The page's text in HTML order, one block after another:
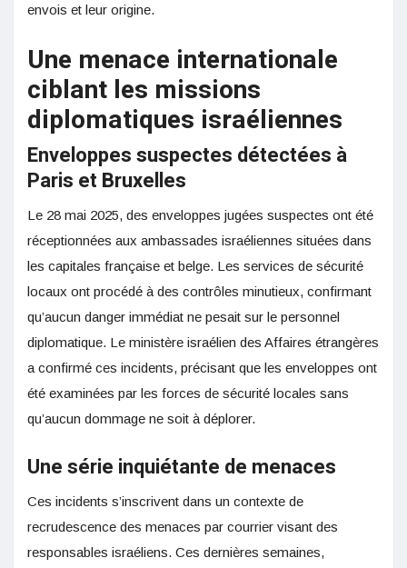
envois et leur origine.
Une menace internationale
ciblant les missions
diplomatiques israéliennes
Enveloppes suspectes détectées à
Paris et Bruxelles
Le 28 mai 2025, des enveloppes jugées suspectes ont été
réceptionnées aux ambassades israéliennes situées dans
les capitales française et belge. Les services de sécurité
locaux ont procédé à des contrôles minutieux, confirmant
qu’aucun danger immédiat ne pesait sur le personnel
diplomatique. Le ministère israélien des Affaires étrangères
a confirmé ces incidents, précisant que les enveloppes ont
été examinées par les forces de sécurité locales sans
qu’aucun dommage ne soit à déplorer.
Une série inquiétante de menaces
Ces incidents s’inscrivent dans un contexte de
recrudescence des menaces par courrier visant des
responsables israéliens. Ces dernières semaines,